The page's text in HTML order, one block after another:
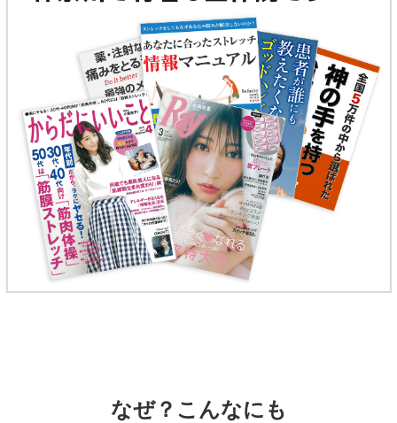
なぜ？こんなにも